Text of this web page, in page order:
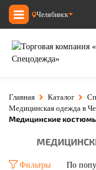
Челябинск
Главная Каталог
Медицинская одежда в
Медицинские
Фильтры